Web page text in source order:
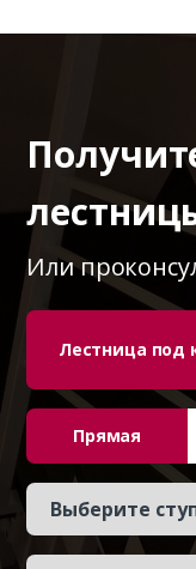
Или
Лестница под
Прямая